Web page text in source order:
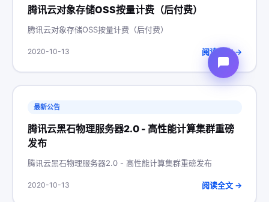
腾讯云对象存储OSS按量计费（后付费）
腾讯云对象存储OSS按量计费（后付费）
2020-10-13 阅读全文 →
最新公告
腾讯云黑石物理服务器2.0 - 高性能计算集群重磅
发布
腾讯云黑石物理服务器2.0 - 高性能计算集群重磅发布
2020-10-13 阅读全文 →